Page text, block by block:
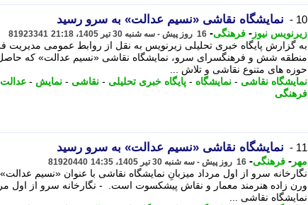
10 - نمایشگاه نقاشی «نسیم عدالت» به سرو رسید
زیرنویس نیوز - فرهنگی- 16 روز پیش - سه شنبه 30 تیر 1405، 21:18 81923341
به گزارش پایگاه خبری تحلیلی زیرنویس به نقل از روابط عمومی مدیریت
منطقه شش و فرهنگسرای سرو، نمایشگاه نقاشی «نسیم عدالت» که حاصل
حوزه های متنوع نقاشی و تلاش ...
نمایشگاه نقاشی - نمایشگاه - پایگاه خبری تحلیلی - نقاشی - نمایش - عدالت
فرهنگی
11 - نمایشگاه نقاشی «نسیم عدالت» به سرو رسید
مهر - فرهنگی- 16 روز پیش - سه شنبه 30 تیر 1405، 14:35 81920440
نگارخانه سرو از اول مرداد میزبانِ نمایشگاه نقاشی با عنوان «نسیم عدالت»
ورن زاده هنرمند معمار و نقاش پیشکسوت است. - نگارخانه سرو از اول
نمایشگاه نقاشی ...